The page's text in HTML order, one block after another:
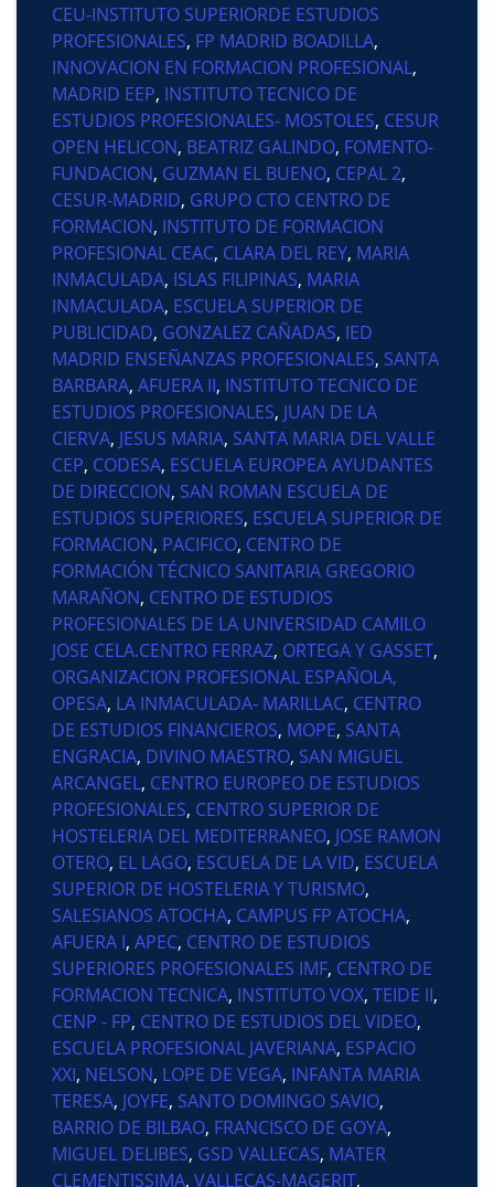
CEU-INSTITUTO SUPERIORDE ESTUDIOS
PROFESIONALES, FP MADRID BOADILLA,
INNOVACION EN FORMACION PROFESIONAL,
MADRID EEP, INSTITUTO TECNICO DE
ESTUDIOS PROFESIONALES- MOSTOLES, CESUR
OPEN HELICON, BEATRIZ GALINDO, FOMENTO-
FUNDACION, GUZMAN EL BUENO, CEPAL 2,
CESUR-MADRID, GRUPO CTO CENTRO DE
FORMACION, INSTITUTO DE FORMACION
PROFESIONAL CEAC, CLARA DEL REY, MARIA
INMACULADA, ISLAS FILIPINAS, MARIA
INMACULADA, ESCUELA SUPERIOR DE
PUBLICIDAD, GONZALEZ CAÑADAS, IED
MADRID ENSEÑANZAS PROFESIONALES, SANTA
BARBARA, AFUERA II, INSTITUTO TECNICO DE
ESTUDIOS PROFESIONALES, JUAN DE LA
CIERVA, JESUS MARIA, SANTA MARIA DEL VALLE
CEP, CODESA, ESCUELA EUROPEA AYUDANTES
DE DIRECCION, SAN ROMAN ESCUELA DE
ESTUDIOS SUPERIORES, ESCUELA SUPERIOR DE
FORMACION, PACIFICO, CENTRO DE
FORMACIÓN TÉCNICO SANITARIA GREGORIO
MARAÑON, CENTRO DE ESTUDIOS
PROFESIONALES DE LA UNIVERSIDAD CAMILO
JOSE CELA.CENTRO FERRAZ, ORTEGA Y GASSET,
ORGANIZACION PROFESIONAL ESPAÑOLA,
OPESA, LA INMACULADA- MARILLAC, CENTRO
DE ESTUDIOS FINANCIEROS, MOPE, SANTA
ENGRACIA, DIVINO MAESTRO, SAN MIGUEL
ARCANGEL, CENTRO EUROPEO DE ESTUDIOS
PROFESIONALES, CENTRO SUPERIOR DE
HOSTELERIA DEL MEDITERRANEO, JOSE RAMON
OTERO, EL LAGO, ESCUELA DE LA VID, ESCUELA
SUPERIOR DE HOSTELERIA Y TURISMO,
SALESIANOS ATOCHA, CAMPUS FP ATOCHA,
AFUERA I, APEC, CENTRO DE ESTUDIOS
SUPERIORES PROFESIONALES IMF, CENTRO DE
FORMACION TECNICA, INSTITUTO VOX, TEIDE II,
CENP - FP, CENTRO DE ESTUDIOS DEL VIDEO,
ESCUELA PROFESIONAL JAVERIANA, ESPACIO
XXI, NELSON, LOPE DE VEGA, INFANTA MARIA
TERESA, JOYFE, SANTO DOMINGO SAVIO,
BARRIO DE BILBAO, FRANCISCO DE GOYA,
MIGUEL DELIBES, GSD VALLECAS, MATER
CLEMENTISSIMA, VALLECAS-MAGERIT,